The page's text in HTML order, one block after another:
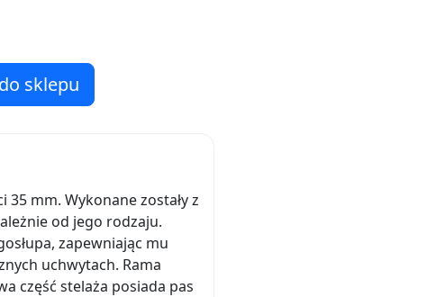
sklepu
35 mm. Wykonane zostały z
od jego rodzaju.
zapewniając mu
uchwytach. Rama
część stelaża posiada pas